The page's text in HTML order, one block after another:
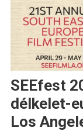
SEEfest
délkelet-
Los